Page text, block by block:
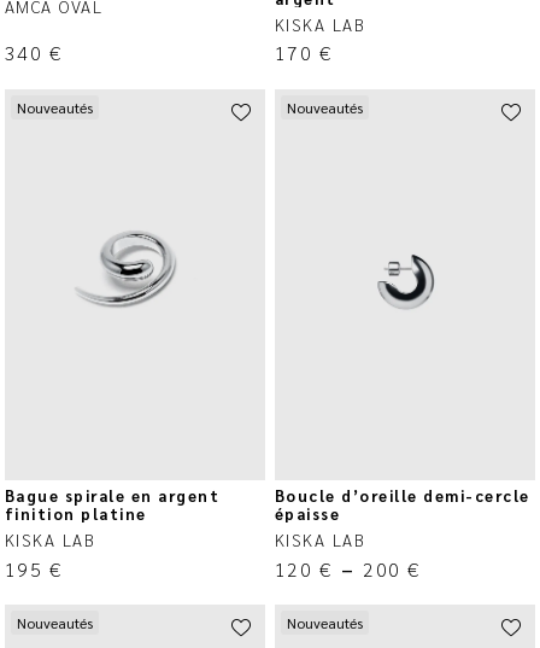
AMCA OVAL
340 €
KISKA LAB
170 €
Nouveautés
Bague spirale en argent
finition platine
KISKA LAB
195 €
Nouveautés
Boucle d’oreille demi-cercle
épaisse
KISKA LAB
120 € – 200€
Nouveautés Nouveautés